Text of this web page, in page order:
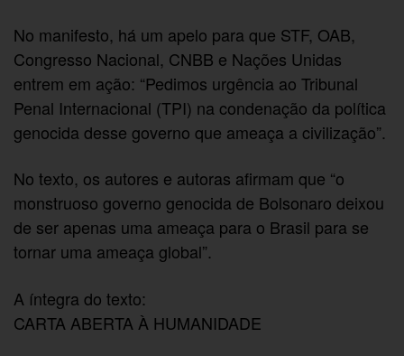
No manifesto, há um apelo para que STF, OAB,
Congresso Nacional, CNBB e Nações Unidas
entrem em ação: “Pedimos urgência ao Tribunal
Penal Internacional (TPI) na condenação da política
genocida desse governo que ameaça a civilização”.
No texto, os autores e autoras afirmam que “o
monstruoso governo genocida de Bolsonaro deixou
de ser apenas uma ameaça para o Brasil para se
tornar uma ameaça global”.
A íntegra do texto:
CARTA ABERTA À HUMANIDADE